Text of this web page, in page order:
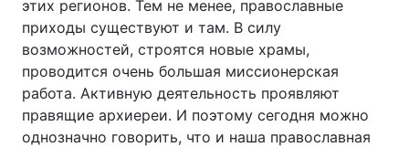
этих регионов. Тем не менее, православные
приходы существуют и там. В силу
возможностей, строятся новые храмы,
проводится очень большая миссионерская
работа. Активную деятельность проявляют
правящие архиереи. И поэтому сегодня можно
однозначно говорить, что и наша православная